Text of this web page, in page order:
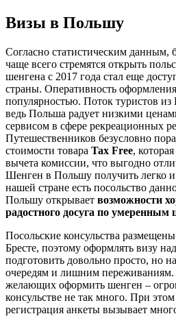
Визы в Польшу
Согласно статистическим данным,
чаще всего стремятся открыть
шенгена с 2017 года стал еще
страны. Оперативность
популярностью. Поток туристов из
ведь Польша радует низкими
сервисом в сфере рекреационных
Путешественников безусловно
стоимости товара Tax Free,
вычета комиссии, что выгодно
Шенген в Польшу получить легко и
нашей стране есть посольство
Польшу открывает возможности
радостного досуга по умеренным
Посольские консульства
Бресте, поэтому оформлять визу
подготовить довольно просто, но
очередям и лишним переживаниям.
желающих оформить шенген –
консульстве не так много. При этом
регистрация анкеты вызывает